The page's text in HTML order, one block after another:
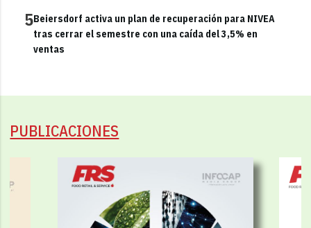
5Beiersdorf activa un plan de recuperación para NIVEA
tras cerrar el semestre con una caída del 3,5% en
ventas
PUBLICACIONES